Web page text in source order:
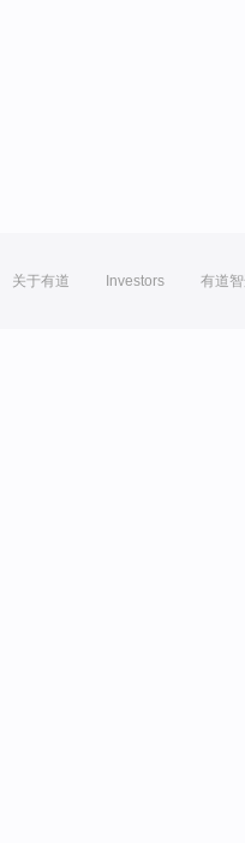
关于有道 Investors 有道